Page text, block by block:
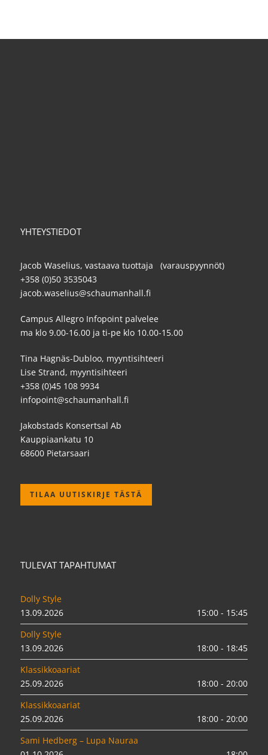
YHTEYSTIEDOT
Jacob Waselius, vastaava tuottaja (varauspyynnöt)
+358 (0)50 3535043
jacob.waselius@schaumanhall.fi
Campus Allegro Infopoint palvelee
ma klo 9.00-16.00 ja ti-pe klo 10.00-15.00
Tina Hagnäs-Dubloo, myyntisihteeri
Lise Strand, myyntisihteeri
+358 (0)45 108 9934
infopoint@schaumanhall.fi
Jakobstads Konsertsal Ab
Kauppiaankatu 10
68600 Pietarsaari
TILAA UUTISKIRJE TÄSTÄ
TULEVAT TAPAHTUMAT
Dolly Style
13.09.2026
15:00 - 15:45
Dolly Style
13.09.2026
18:00 - 18:45
Klassikkoaariat
25.09.2026
18:00 - 20:00
Klassikkoaariat
25.09.2026
18:00 - 20:00
Sami Hedberg – Lupa Nauraa